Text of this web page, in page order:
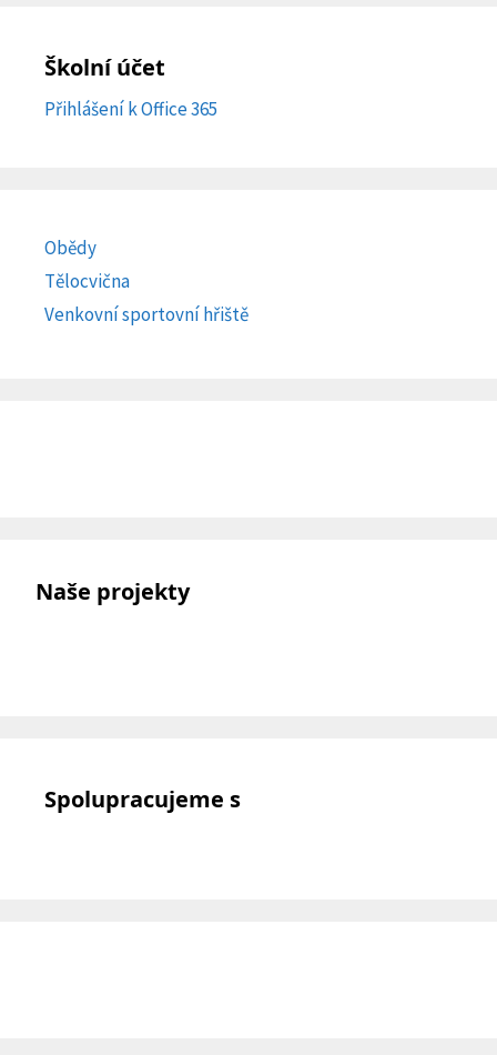
Školní účet
Přihlášení k Office 365
Obědy
Tělocvična
Venkovní sportovní hřiště
Naše projekty
Spolupracujeme s